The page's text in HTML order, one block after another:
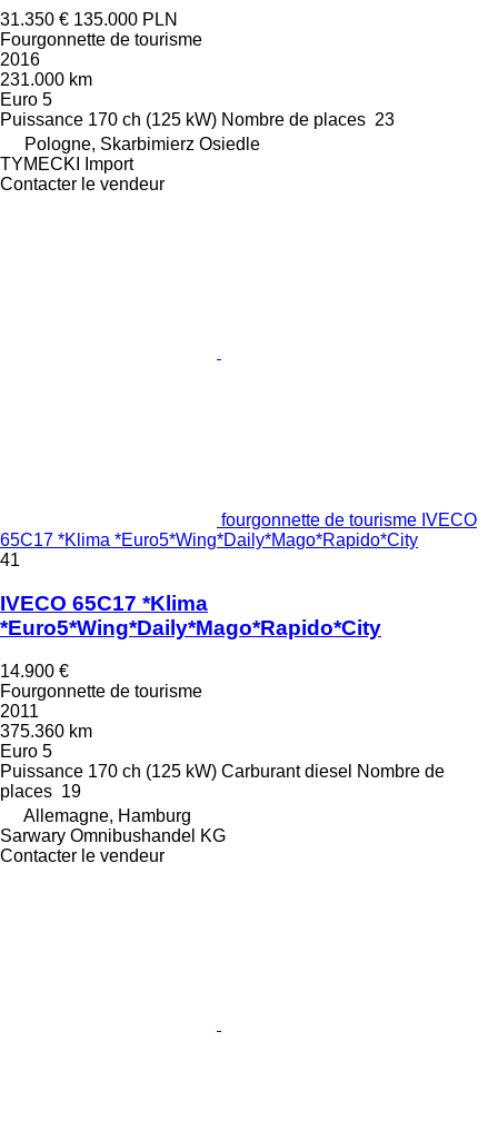
31.350 € 135.000 PLN
Fourgonnette de tourisme
2016
231.000 km
Euro 5
Puissance 170 ch (125 kW) Nombre de places 23
Pologne, Skarbimierz Osiedle
TYMECKI Import
Contacter le vendeur
fourgonnette de tourisme IVECO
65C17 *Klima *Euro5*Wing*Daily*Mago*Rapido*City
41
IVECO 65C17 *Klima
*Euro5*Wing*Daily*Mago*Rapido*City
14.900 €
Fourgonnette de tourisme
2011
375.360 km
Euro 5
Puissance 170 ch (125 kW) Carburant diesel Nombre de
places 19
Allemagne, Hamburg
Sarwary Omnibushandel KG
Contacter le vendeur